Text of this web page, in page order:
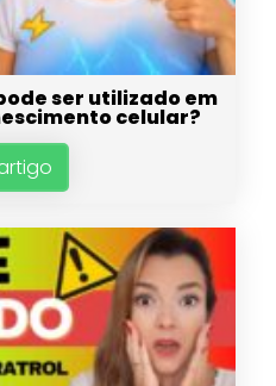
ser utilizado em
celular?